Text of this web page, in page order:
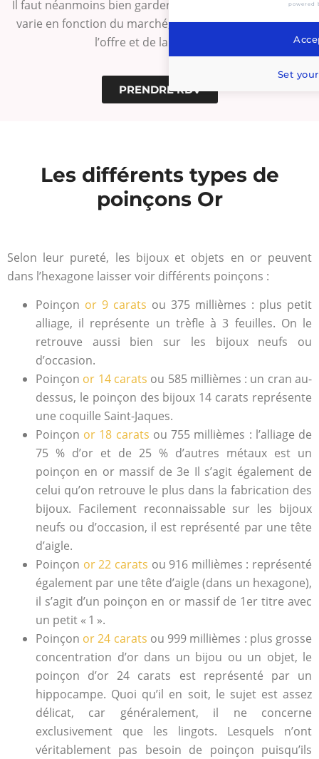
Il faut néanmoins bien garder en tête que le prix de l’or
varie en fonction du marché, car sa valeur dépend de
l’offre et de la demande.
PRENDRE RDV
Les différents types de
poinçons Or
Selon leur pureté, les bijoux et objets en or peuvent
dans l’hexagone laisser voir différents poinçons :
Poinçon or 9 carats ou 375 millièmes : plus petit
alliage, il représente un trèfle à 3 feuilles. On le
retrouve aussi bien sur les bijoux neufs ou
d’occasion.
Poinçon or 14 carats ou 585 millièmes : un cran au-
dessus, le poinçon des bijoux 14 carats représente
une coquille Saint-Jaques.
Poinçon or 18 carats ou 755 millièmes : l’alliage de
75 % d’or et de 25 % d’autres métaux est un
poinçon en or massif de 3e Il s’agit également de
celui qu’on retrouve le plus dans la fabrication des
bijoux. Facilement reconnaissable sur les bijoux
neufs ou d’occasion, il est représenté par une tête
d’aigle.
Poinçon or 22 carats ou 916 millièmes : représenté
également par une tête d’aigle (dans un hexagone),
il s’agit d’un poinçon en or massif de 1er titre avec
un petit « 1 ».
Poinçon or 24 carats ou 999 millièmes : plus grosse
concentration d’or dans un bijou ou un objet, le
poinçon d’or 24 carats est représenté par un
hippocampe. Quoi qu’il en soit, le sujet est assez
délicat, car généralement, il ne concerne
exclusivement que les lingots. Lesquels n’ont
véritablement pas besoin de poinçon puisqu’ils
powered
Set